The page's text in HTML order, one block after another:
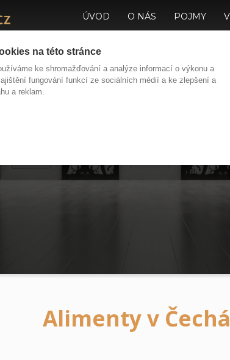
ÚVOD O NÁS POJMY
Vás do
Alimenty v
na této stránce
ke shromažďování a analýze informací o výkonu a
fungování funkcí ze sociálních médií a ke zlepšení a
a reklam.